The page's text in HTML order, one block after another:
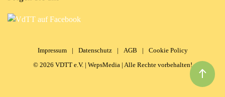
Impressum | Datenschutz | AGB |
Cookie Policy
© 2026 VDTT e.V. | WepsMedia| Alle Rechte vorbehalten!